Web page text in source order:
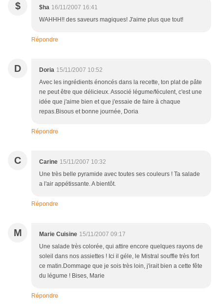
$ $ha 16/11/2007 16:41
WAHHH!! des saveurs magiques! J'aime plus que tout!
Répondre
D Doria 15/11/2007 10:52
Avec les ingrédients énoncés dans la recette, ton plat de pâte
ne peut être que délicieux. Associé légume/féculent, c'est une
idée que j'aime bien et que j'essaie de faire à chaque
repas.Bisous et bonne journée, Doria
Répondre
C Carine 15/11/2007 10:32
Une très belle pyramide avec toutes ses couleurs ! Ta salade
a l'air appétissante. A bientôt.
Répondre
M Marie Cuisine 15/11/2007 09:17
Une salade très colorée, qui attire encore quelques rayons de
soleil dans nos assiettes ! Ici il géle, le Mistral souffle très fort
ce matin.Dommage que je sois très loin, j'irait bien a cette fête
du légume ! Bises, Marie
Répondre